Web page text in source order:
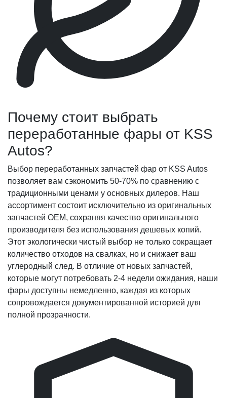
Почему стоит выбрать
переработанные фары от KSS
Autos?
Выбор переработанных запчастей фар от KSS Autos
позволяет вам сэкономить 50-70% по сравнению с
традиционными ценами у основных дилеров. Наш
ассортимент состоит исключительно из оригинальных
запчастей OEM, сохраняя качество оригинального
производителя без использования дешевых копий.
Этот экологически чистый выбор не только сокращает
количество отходов на свалках, но и снижает ваш
углеродный след. В отличие от новых запчастей,
которые могут потребовать 2-4 недели ожидания, наши
фары доступны немедленно, каждая из которых
сопровождается документированной историей для
полной прозрачности.